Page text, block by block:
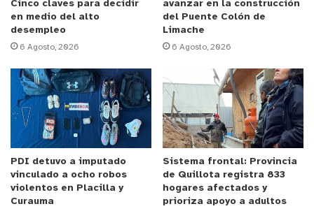
puerperio, la lactancia y la primera infancia. Es por
eso que vamos a incentivar que sea respetada,
porque es economía, es cultura, protección hacia
el medio ambiente y porque es, además, la
alimentación más saludable para nuestros recién
nacidos y para los más pequeños de la comuna”.
Alicia Salas, Matrona e integrante del Comité de
Lactancia de los Cesfam de Villa Alemana,
manifestó que, “es primera vez que participamos
en esto y las matronas de la comuna estamos
Cinco claves para decidir
en medio del alto
desempleo
6 Agosto, 2026
avanzar en la construcción
del Puente Colón de
Limache
6 Agosto, 2026
PDI detuvo a imputado
vinculado a ocho robos
violentos en Placilla y
Curauma
Sistema frontal: Provincia
de Quillota registra 833
hogares afectados y
prioriza apoyo a adultos